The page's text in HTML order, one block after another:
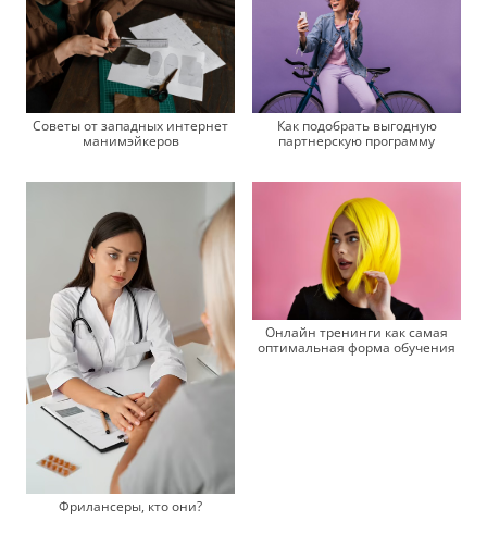
Советы от западных интернет
манимэйкеров
Как подобрать выгодную
партнерскую программу
Фрилансеры, кто они?
Онлайн тренинги как самая
оптимальная форма обучения